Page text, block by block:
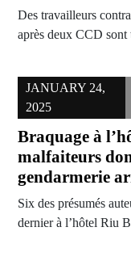
Des travailleurs
après deux CCD
JANUARY 24,
2025
Braquage à
malfaiteurs
gendarmerie
Six des présumés
dernier à l’hôtel Riu